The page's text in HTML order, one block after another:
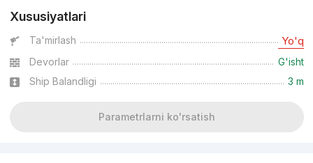
Xususiyatlari
Ta'mirlash Yo'q
Devorlar
G'isht
Ship Balandligi
3 m
Parametrlarni ko'rsatish